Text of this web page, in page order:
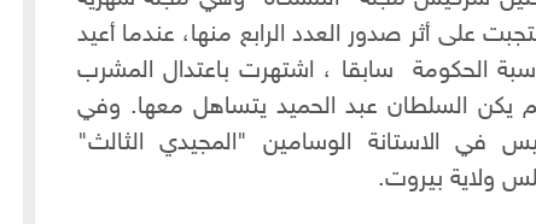
على أثر صدور العدد الرابع منها، عندما أعيد
الحكومة سابقا ، اشتهرت باعتدال المشرب
لم يكن السلطان عبد الحميد يتساهل معها. وفي
سركيس في الاستانة الوسامين "المجيدي الثالث"
ولاية بيروت.
جبل
المدارس الشرعية بحلب -المدرسة الشعبانية والمدرسة
الرضائية